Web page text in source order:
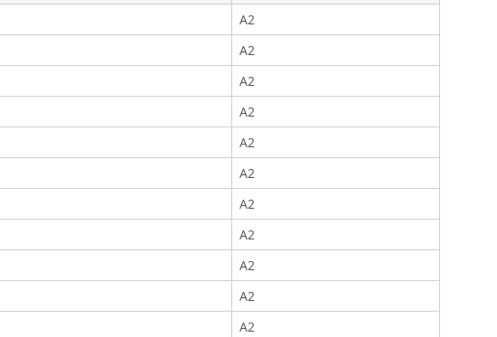
A2
A2
A2
A2
A2
A2
A2
A2
A2
A2
A2